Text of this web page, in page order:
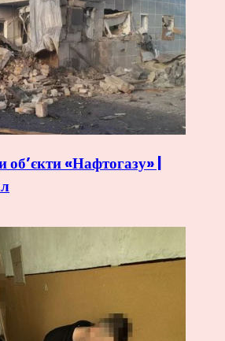
об’єкти «Нафтогазу» |